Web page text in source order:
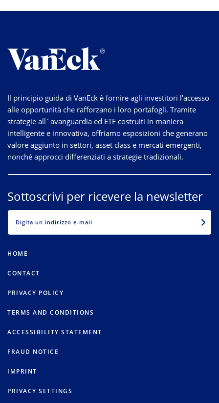
Il principio guida di VanEck è fornire agli investitori l'accesso
alle opportunità che rafforzano i loro portafogli. Tramite
strategie all´avanguardia ed ETF costruiti in maniera
intelligente e innovativa, offriamo esposizioni che generano
valore aggiunto in settori, asset class e mercati emergenti,
nonché approcci differenziati a strategie tradizionali.
Sottoscrivi per ricevere la newsletter
HOME
CONTACT
PRIVACY POLICY
TERMS AND CONDITIONS
ACCESSIBILITY STATEMENT
FRAUD NOTICE
IMPRINT
PRIVACY SETTINGS